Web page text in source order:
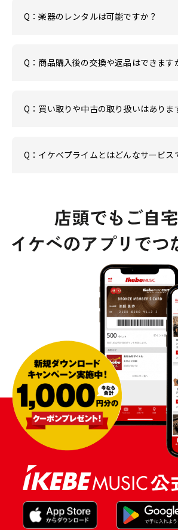
Q：楽器のレンタルは可能ですか？
Q：商品購入後の交換や返品はできます
Q：買い取りや中古の取り扱いはありま
Q：イケベプライムとはどんなサービス